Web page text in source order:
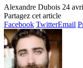
Alexandre Dubois 24
Partagez cet article
Facebook TwitterEmail